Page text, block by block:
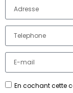
En cochant cette